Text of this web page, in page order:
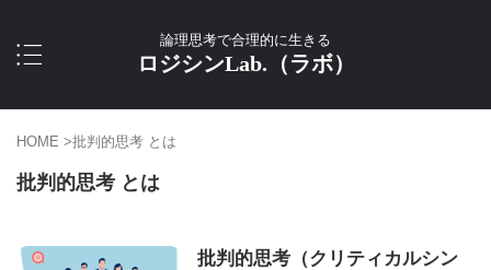
論理思考で合理的に生きる
ロジシンLab.（ラボ）
HOME >批判的思考 とは
批判的思考 とは
批判的思考（クリティカルシン